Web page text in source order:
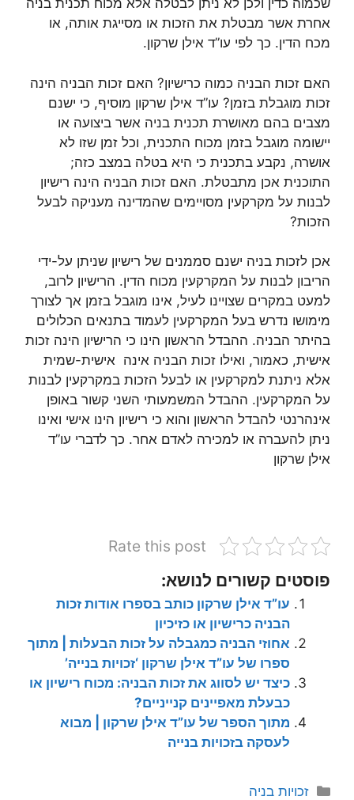
שכמוה כדין ולכן לא ניתן לבטלה אלא מכוח תכנית בניה
אחרת אשר מבטלת את הזכות או מסייגת אותה, או
מכח הדין. כך לפי עו”ד אילן שרקון.
האם זכות הבניה כמוה כרישיון? האם זכות הבניה הינה
זכות מוגבלת בזמן? עו”ד אילן שרקון מוסיף, כי ישנם
מצבים בהם מאושרת תכנית בניה אשר ביצועה או
יישומה מוגבל בזמן מכוח התכנית, וכל זמן שזו לא
אושרה, נקבע בתכנית כי היא בטלה במצב כזה;
התוכנית אכן מתבטלת. האם זכות הבניה הינה רישיון
לבנות על מקרקעין מסויימים שהמדינה מעניקה לבעל
הזכות?
אכן לזכות בניה ישנם סממנים של רישיון שניתן על-ידי
הריבון לבנות על המקרקעין מכוח הדין. הרישיון לרוב,
למעט במקרים שצויינו לעיל, אינו מוגבל בזמן אך לצורך
מימושו נדרש בעל המקרקעין לעמוד בתנאים הכלולים
בהיתר הבניה. ההבדל הראשון הינו כי הרישיון הינה זכות
אישית, כאמור, ואילו זכות הבניה אינה אישית-שמית
אלא ניתנת למקרקעין או לבעל הזכות במקרקעין לבנות
על המקרקעין. ההבדל המשמעותי השני קשור באופן
אינהרנטי להבדל הראשון והוא כי רישיון הינו אישי ואינו
ניתן להעברה או למכירה לאדם אחר. כך לדברי עו”ד
אילן שרקון
Rate this post
פוסטים קשורים לנושא:
עו”ד אילן שרקון כותב בספרו אודות זכות
הבניה כרישיון או כזיכיון
אחוזי הבניה כמגבלה על זכות הבעלות | מתוך
ספרו של עו”ד אילן שרקון ‘זכויות בנייה’
כיצד יש לסווג את זכות הבניה: מכוח רישיון או
כבעלת מאפיינים קנייניים?
מתוך הספר של עו”ד אילן שרקון | מבוא
לעסקה בזכויות בנייה
קטגוריות
זכויות בניה